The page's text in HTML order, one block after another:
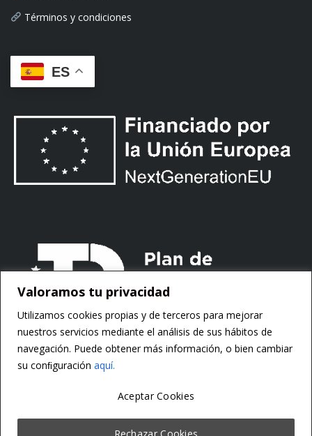
Valoramos tu privacidad
Utilizamos cookies propias y de terceros para mejorar
nuestros servicios mediante el análisis de sus hábitos de
navegación. Puede obtener más información, o bien cambiar
su conﬁguración aquí.
Rechazar Cookies
Aceptar Cookies
Términos y condiciones
ES